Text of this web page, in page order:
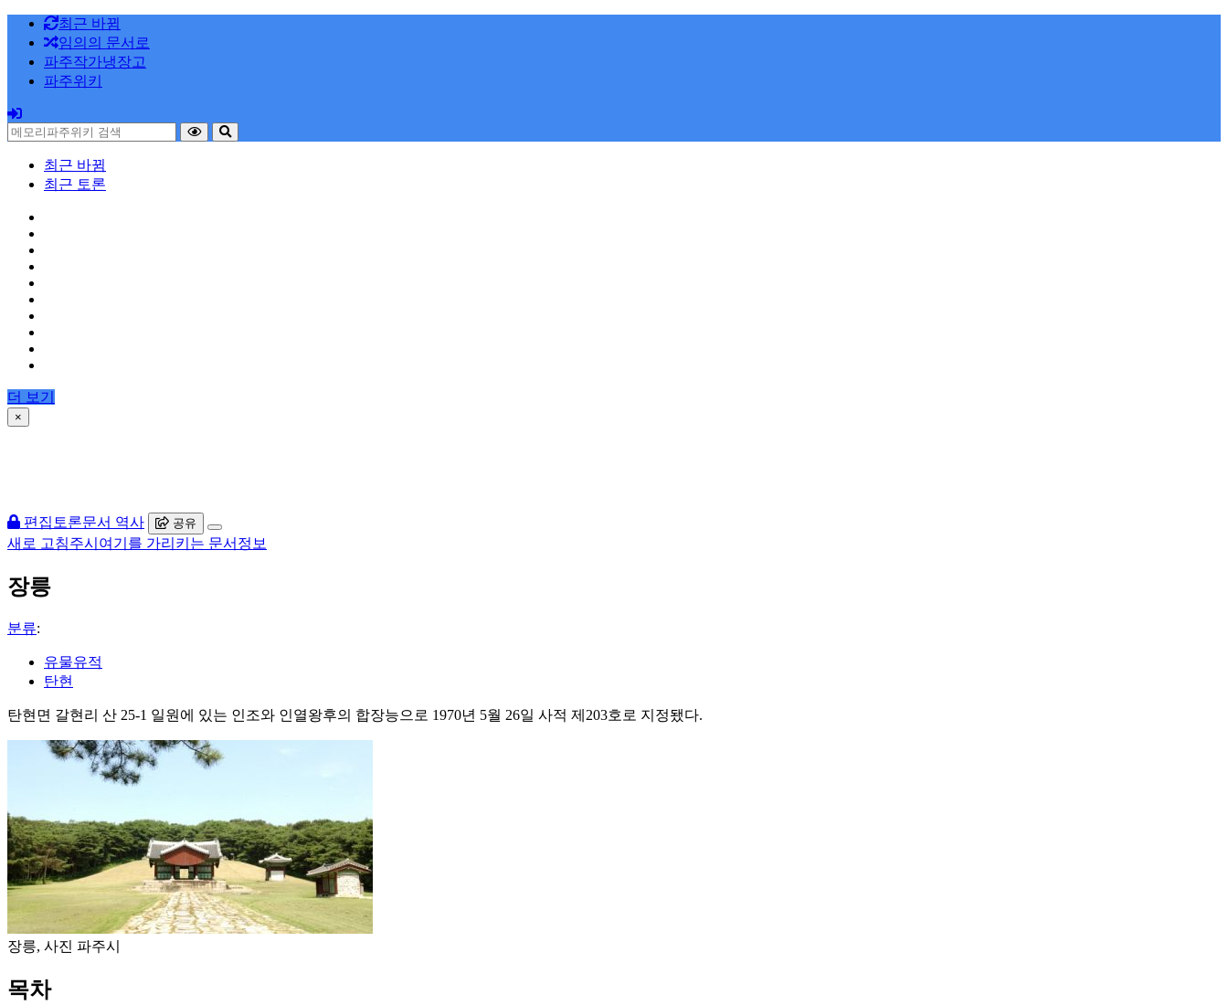
최근 바뀜
임의의 문서로
파주작가냉장고
파주위키
최근 바뀜
최근 토론
더 보기
×
편집 토론문서 역사 공유
새로 고침주시 여기를 가리키는 문서 정보
장릉
분류:
유물유적
탄현
탄현면 갈현리 산 25-1 일원에 있는 인조와 인열왕후의 합장능으로 1970년 5월 26일 사적 제203호로 지정됐다.
장릉, 사진 파주시
목차